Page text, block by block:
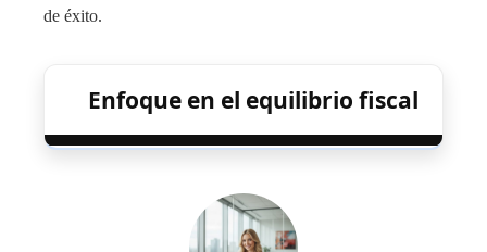
de éxito.
Enfoque en el equilibrio fiscal